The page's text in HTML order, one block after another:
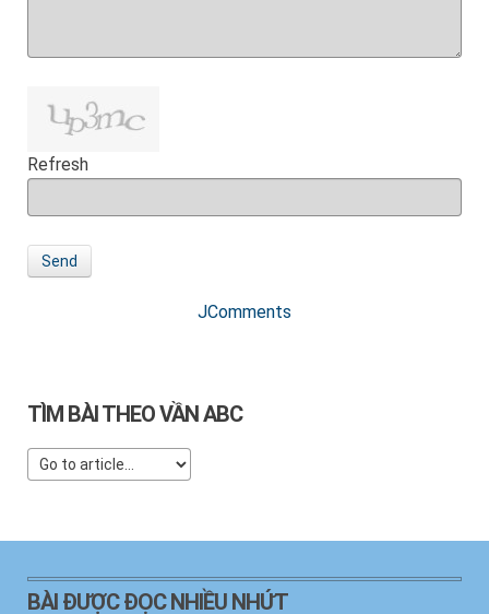
Refresh
Send
JComments
TÌM BÀI THEO VẦN ABC
BÀI ĐƯỢC ĐỌC NHIỀU NHỨT